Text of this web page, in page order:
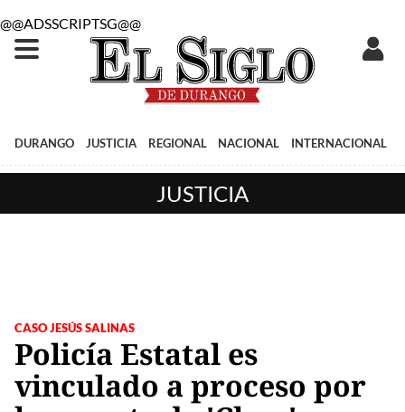
@@ADSSCRIPTSG@@
DURANGO JUSTICIA REGIONAL NACIONAL INTERNACIONAL
JUSTICIA
CASO JESÚS SALINAS
Policía Estatal es
vinculado a proceso por